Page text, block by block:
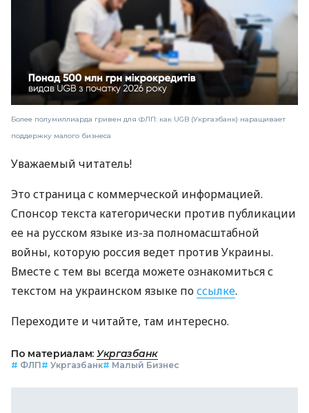
Более полумиллиарда гривен для ФЛП: как UGB (Укргазбанк) наращивает
поддержку малого бизнеса
Уважаемый читатель!
Это страница с коммерческой информацией.
Спонсор текста категорически против публикации
ее на русском языке из-за полномасштабной
войны, которую россия ведет против Украины.
Вместе с тем вы всегда можете ознакомиться с
текстом на украинском языке поссылке.
Переходите и читайте, там интересно.
По материалам: Укргазбанк
# ФЛП# Укргазбанк# Малый Бизнес